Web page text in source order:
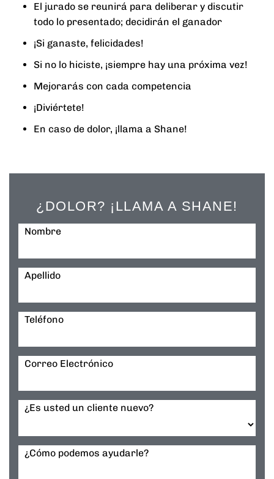
El jurado se reunirá para deliberar y discutir
todo lo presentado; decidirán el ganador
¡Si ganaste, felicidades!
Si no lo hiciste, ¡siempre hay una próxima vez!
Mejorarás con cada competencia
¡Diviértete!
En caso de dolor, ¡llama a Shane!
¿DOLOR? ¡LLAMA A SHANE!
Nombre
Apellido
Teléfono
Correo Electrónico
¿Es usted un cliente nuevo?
¿Cómo podemos ayudarle?